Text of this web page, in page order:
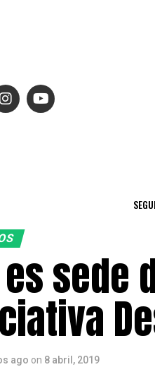
sede
ago on 8 abril, 2019